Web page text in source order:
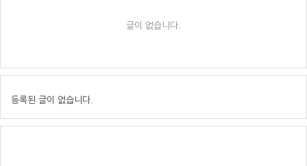
글이 없습니다.
등록된 글이 없습니다.